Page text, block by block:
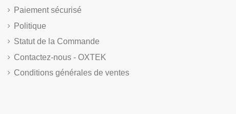
Paiement sécurisé
Politique
Statut de la Commande
Contactez-nous - OXTEK
Conditions générales de ventes